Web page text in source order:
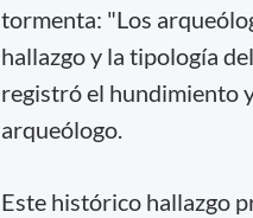
tormenta: "Los
hallazgo y la tipología
registró el hundimiento
arqueólogo.
Este histórico hallazgo